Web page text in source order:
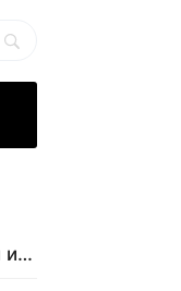
Профессии и искусственный интеллект